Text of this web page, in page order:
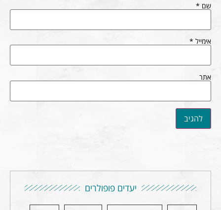
שם *
אימייל *
אתר
יעדים פופולרים